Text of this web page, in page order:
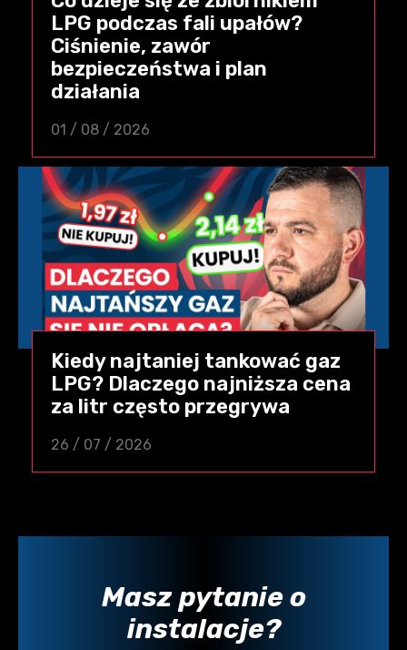
LPG podczas fali upałów?
Ciśnienie, zawór
bezpieczeństwa i plan
działania
01 / 08 / 2026
Kiedy najtaniej tankować gaz
LPG? Dlaczego najniższa cena
za litr często przegrywa
26 / 07 / 2026
Masz pytanie o
instalacje?